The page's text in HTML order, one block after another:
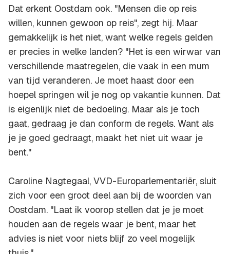
Dat erkent Oostdam ook. "Mensen die op reis
willen, kunnen gewoon op reis", zegt hij. Maar
gemakkelijk is het niet, want welke regels gelden
er precies in welke landen? "Het is een wirwar van
verschillende maatregelen, die vaak in een mum
van tijd veranderen. Je moet haast door een
hoepel springen wil je nog op vakantie kunnen. Dat
is eigenlijk niet de bedoeling. Maar als je toch
gaat, gedraag je dan conform de regels. Want als
je je goed gedraagt, maakt het niet uit waar je
bent."
Caroline Nagtegaal, VVD-Europarlementariër, sluit
zich voor een groot deel aan bij de woorden van
Oostdam. "Laat ik voorop stellen dat je je moet
houden aan de regels waar je bent, maar het
advies is niet voor niets blijf zo veel mogelijk